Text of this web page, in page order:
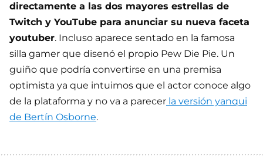
directamente a las dos mayores estrellas de
Twitch y YouTube para anunciar su nueva faceta
youtuber. Incluso aparece sentado en la famosa
silla gamer que disenó el propio Pew Die Pie. Un
guiño que podría convertirse en una premisa
optimista ya que intuimos que el actor conoce algo
de la plataforma y no va a parecer la versión yanqui
de Bertín Osborne.